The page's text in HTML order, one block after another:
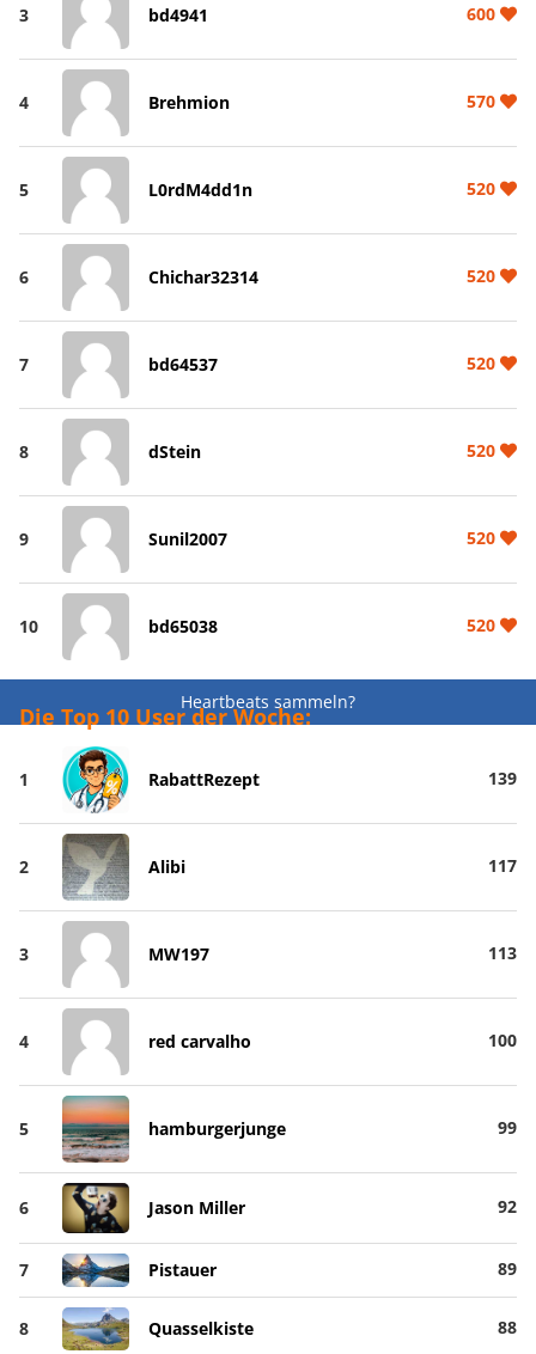
3 bd4941 600
4 Brehmion 570
5 L0rdM4dd1n 520
6 Chichar32314 520
7 bd64537 520
8 dStein 520
9 Sunil2007 520
10 bd65038 520
Heartbeats sammeln?
Die Top 10 User der Woche:
1 RabattRezept 139
2 Alibi 117
3 MW197 113
4 red carvalho 100
5 hamburgerjunge 99
6 Jason Miller 92
7 Pistauer 89
8 Quasselkiste 88